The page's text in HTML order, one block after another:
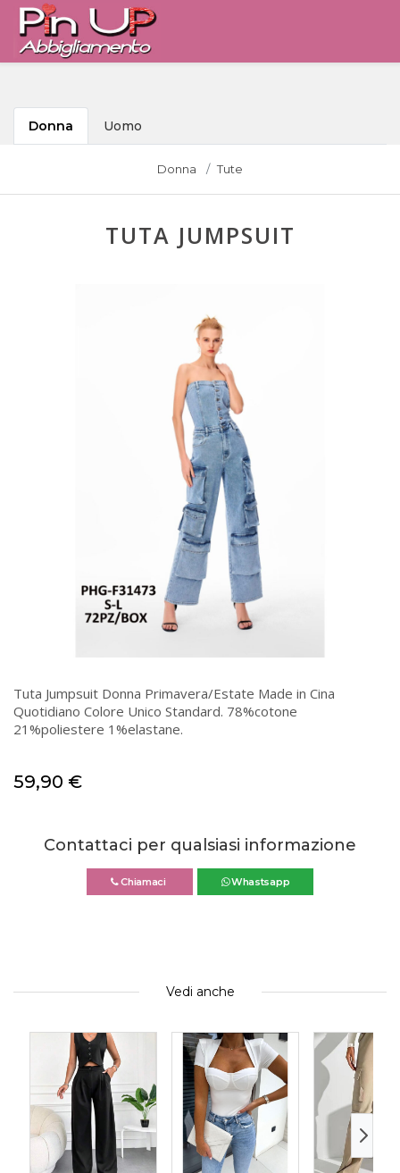
Donna Uomo
Donna Tute
TUTA JUMPSUIT
Tuta Jumpsuit Donna Primavera/Estate Made in Cina
Quotidiano Colore Unico Standard. 78%cotone
21%poliestere 1%elastane.
59,90 €
Contattaci per qualsiasi informazione
Chiamaci Whastsapp
Vedi anche